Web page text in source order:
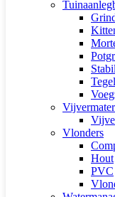
Vlonders
Hout
PVC